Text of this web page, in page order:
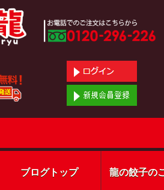
ブログトップ 龍の餃子の